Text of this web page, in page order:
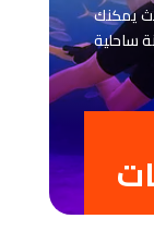
يمكنك
ساحلية